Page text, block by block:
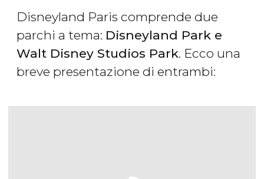
Disneyland Paris comprende due
parchi a tema: Disneyland Park e
Walt Disney Studios Park. Ecco una
breve presentazione di entrambi: